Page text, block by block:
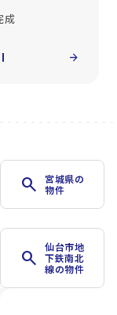
search
宮城県の
物件
search
仙台市地
下鉄南北
線の物件